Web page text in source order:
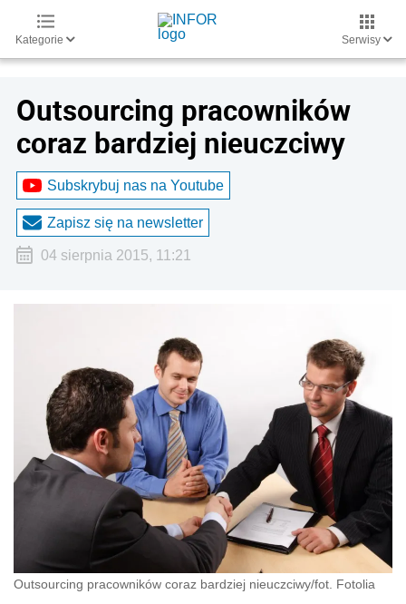
Kategorie Serwisy
Outsourcing pracowników
coraz bardziej nieuczciwy
Subskrybuj nas na Youtube
Zapisz się na newsletter
04 sierpnia 2015, 11:21
Outsourcing pracowników coraz bardziej nieuczciwy/fot. Fotolia